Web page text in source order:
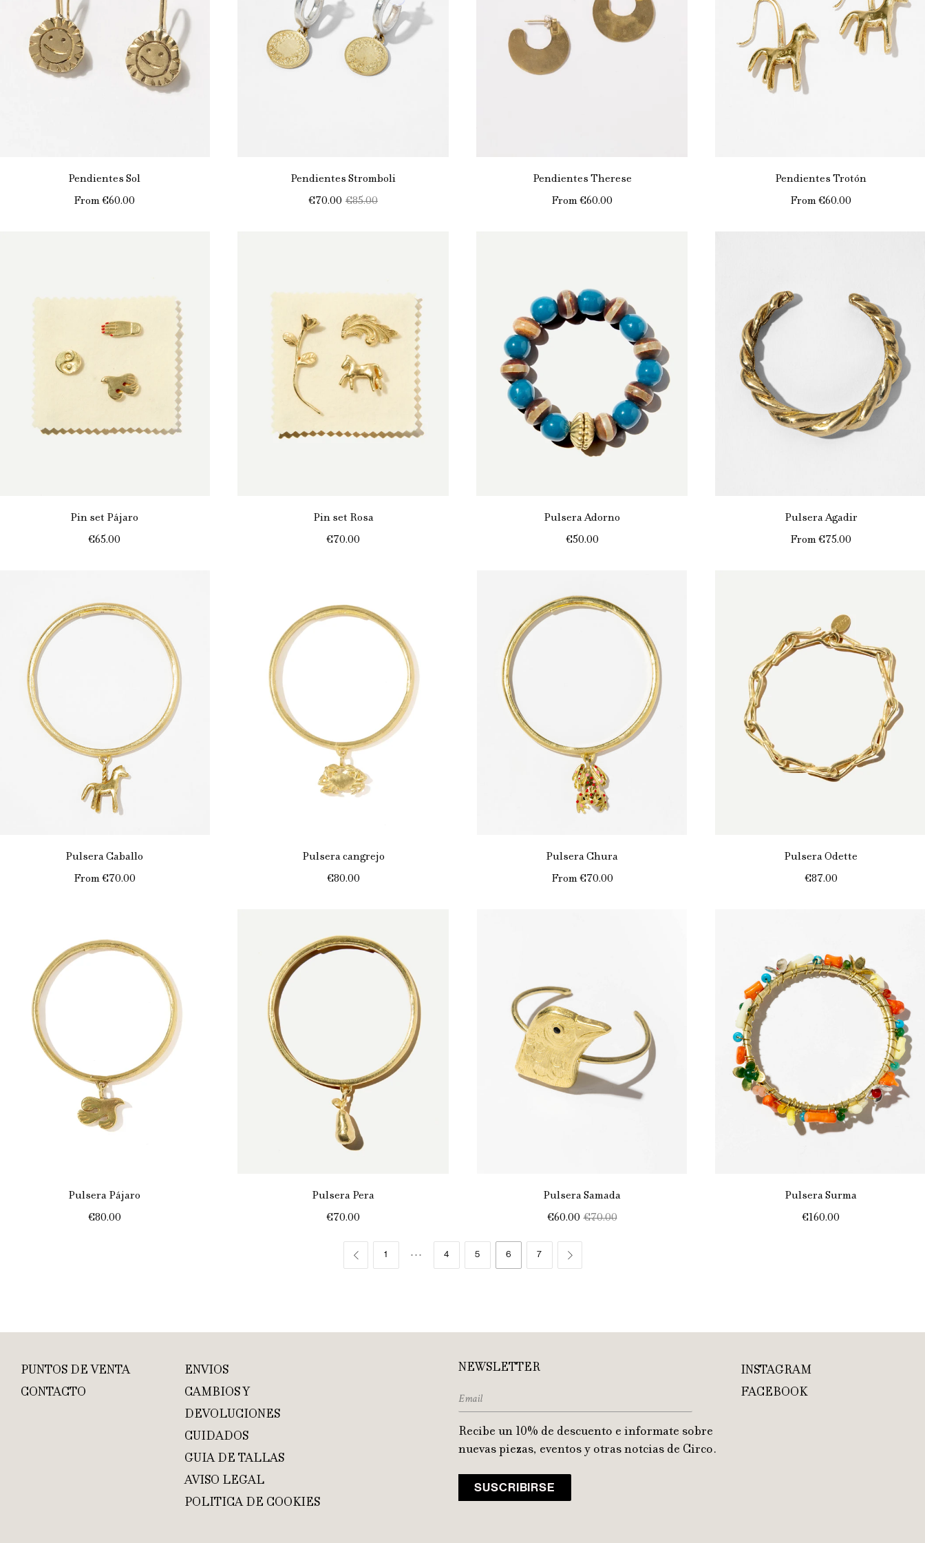
Pendientes Sol
From€60.00
Pendientes Stromboli
€70.00 €85.00
Pendientes Therese
From€60.00
Pendientes Trotón
From€60.00
Pin set Pájaro
€65.00
Pin set Rosa
€70.00
Pulsera Adorno
€50.00
Pulsera Agadir
From€75.00
Pulsera Caballo
From€70.00
Pulsera cangrejo
€80.00
Pulsera Chura
From€70.00
Pulsera Odette
€87.00
Pulsera Pájaro
€80.00
Pulsera Pera
€70.00
Pulsera Samada
€60.00 €70.00
Pulsera Surma
€160.00
 1 … 4 5 6 7 
PUNTOS DE VENTA
CONTACTO
ENVIOS
CAMBIOS Y
DEVOLUCIONES
CUIDADOS
GUIA DE TALLAS
AVISO LEGAL
POLITICA DE COOKIES
NEWSLETTER
Recibe un 10% de descuento e informate sobre
nuevas piezas, eventos y otras notcias de Circo.
INSTAGRAM
FACEBOOK